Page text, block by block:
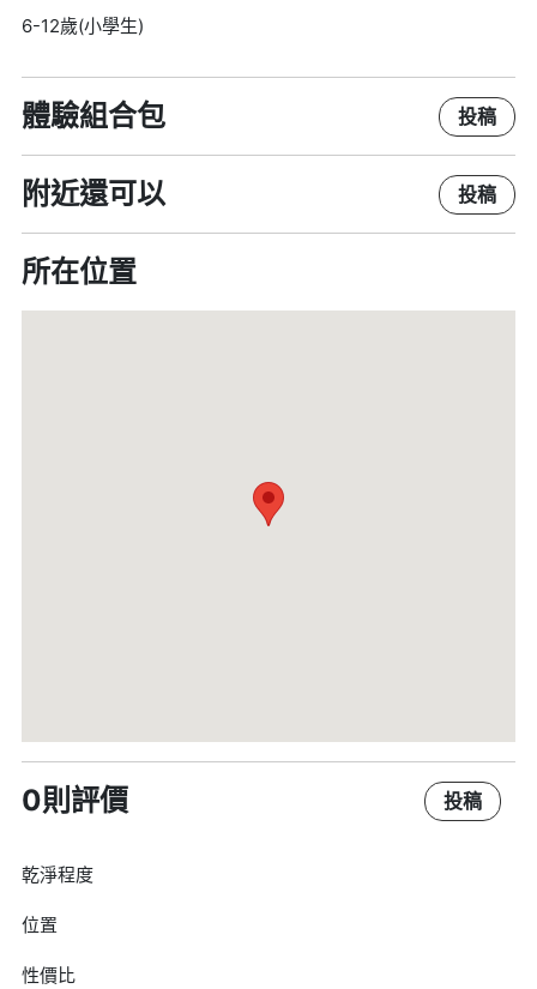
6-12歲(小學生)
體驗組合包 投稿
附近還可以 投稿
所在位置
0則評價 投稿
乾淨程度
位置
性價比